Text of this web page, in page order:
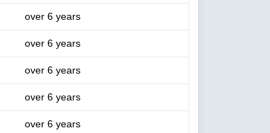
over 6 years
over 6 years
over 6 years
over 6 years
over 6 years